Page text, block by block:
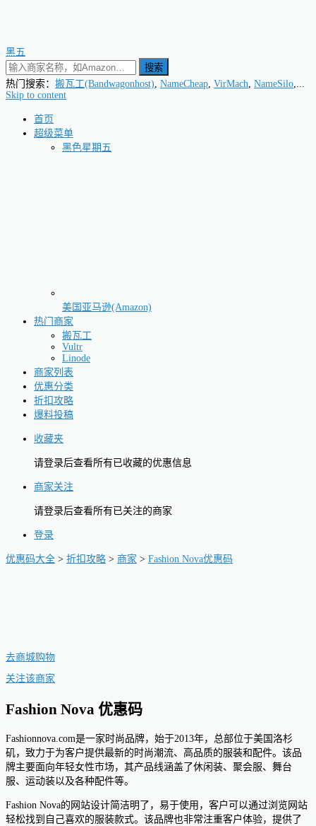
黑五
搜索
热门搜索： 搬瓦工(Bandwagonhost), NameCheap, VirMach, NameSilo,...
Skip to content
首页
超级菜单
黑色星期五
美国亚马逊(Amazon)
热门商家
搬瓦工
Vultr
Linode
商家列表
优惠分类
折扣攻略
爆料投稿
收藏夹
请登录后查看所有已收藏的优惠信息
商家关注
请登录后查看所有已关注的商家
登录
优惠码大全 > 折扣攻略 > 商家 > Fashion Nova优惠码
去商城购物
关注该商家
Fashion Nova 优惠码
Fashionnova.com是一家时尚品牌，始于2013年，总部位于美国洛杉
矶，致力于为客户提供最新的时尚潮流、高品质的服装和配件。该品
牌主要面向年轻女性市场，其产品线涵盖了休闲装、聚会服、舞台
服、运动装以及各种配件等。
Fashion Nova的网站设计简洁明了，易于使用，客户可以通过浏览网站
轻松找到自己喜欢的服装款式。该品牌也非常注重客户体验，提供了